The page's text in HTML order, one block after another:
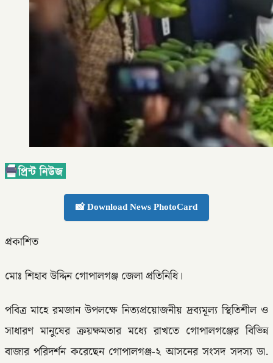
📸 Download News PhotoCard
প্রকাশিত
মোঃ শিহাব উদ্দিন গোপালগঞ্জ জেলা প্রতিনিধি।
পবিত্র মাহে রমজান উপলক্ষে নিত্যপ্রয়োজনীয় দ্রব্যমূল্য স্থিতিশীল ও
সাধারণ মানুষের ক্রয়ক্ষমতার মধ্যে রাখতে গোপালগঞ্জের বিভিন্ন
বাজার পরিদর্শন করেছেন গোপালগঞ্জ-২ আসনের সংসদ সদস্য ডা.